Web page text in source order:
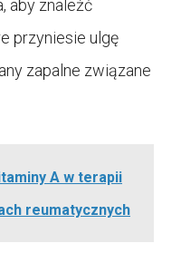
aby znaleźć
przyniesie ulgę
zapalne związane
A w terapii
reumatycznych